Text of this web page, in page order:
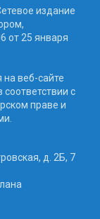
издание
от 25 января
веб-сайте
с
праве и
д. 2Б, 7